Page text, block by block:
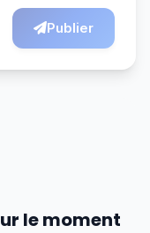
Publier
le moment